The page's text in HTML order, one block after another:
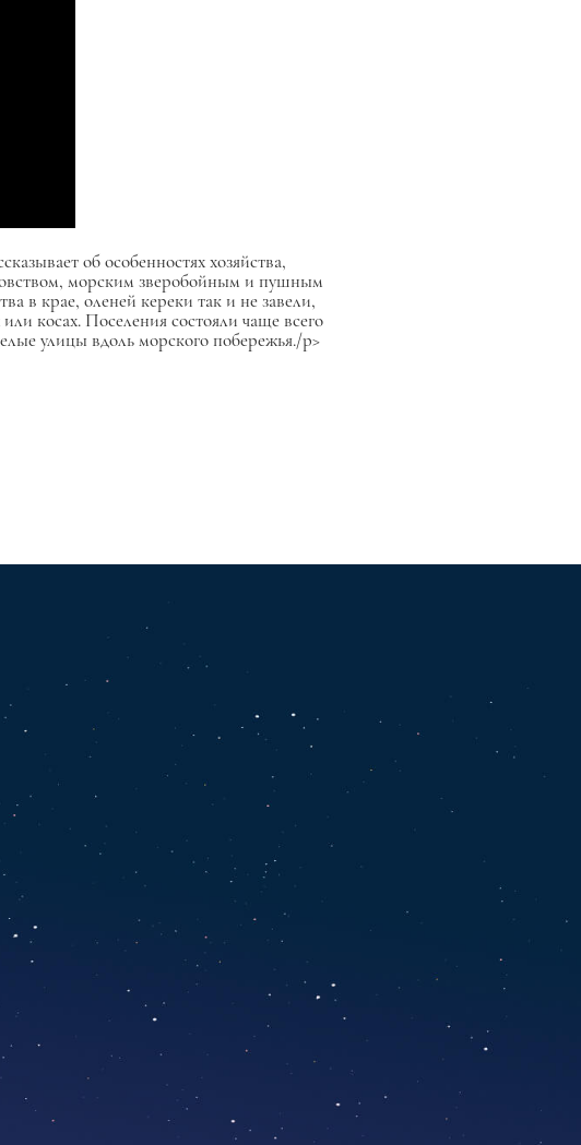
об особенностях хозяйства,
морским зверобойным и пушным
в крае, оленей кереки так и не завели,
косах. Поселения состояли чаще всего
улицы вдоль морского побережья./p>